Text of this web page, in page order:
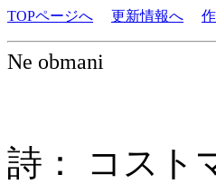
TOPページへ 更新情報へ
Ne obmani
詩： コスト